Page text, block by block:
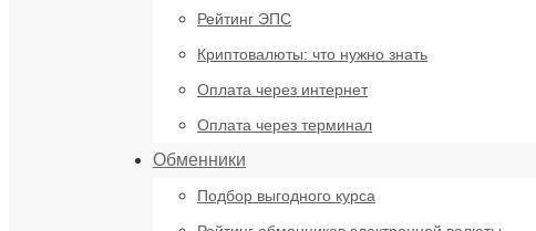
Рейтинг ЭПС
Криптовалюты: что нужно знать
Оплата через интернет
Оплата через терминал
Обменники
Подбор выгодного курса